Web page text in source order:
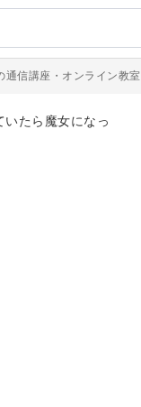
通信講座・オンライン教室